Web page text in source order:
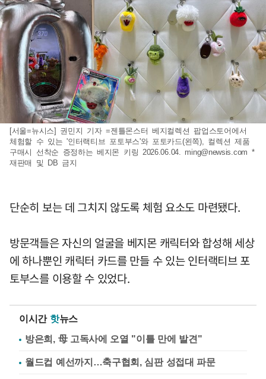
[서울=뉴시스] 권민지 기자 =젠틀몬스터 베지컬렉션 팝업스토어에서
체험할 수 있는 '인터랙티브 포토부스'와 포토카드(왼쪽), 컬렉션 제품
구매시 선착순 증정하는 베지몬 키링 2026.06.04. ming@newsis.com *
재판매 및 DB 금지
단순히 보는 데 그치지 않도록 체험 요소도 마련됐다.
방문객들은 자신의 얼굴을 베지몬 캐릭터와 합성해 세상
에 하나뿐인 캐릭터 카드를 만들 수 있는 인터랙티브 포
토부스를 이용할 수 있었다.
이시간 핫뉴스
방은희, 母 고독사에 오열 "이틀 만에 발견"
월드컵 예선까지…축구협회, 심판 성접대 파문